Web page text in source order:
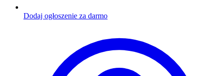
Dodaj ogłoszenie za darmo